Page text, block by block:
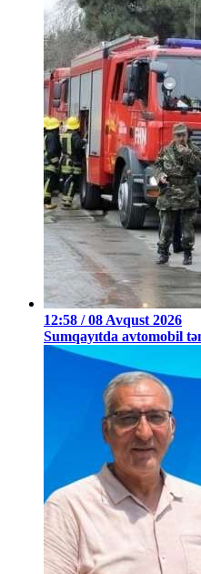
12:58 / 08 Avqust 2026
Sumqayıtda avtomobil